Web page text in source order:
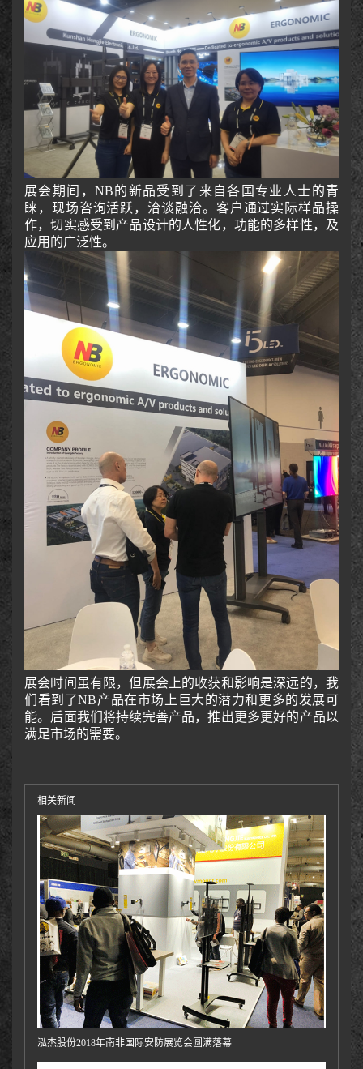
展会期间，NB的新品受到了来自各国专业人士的青
睐，现场咨询活跃，洽谈融洽。客户通过实际样品操
作，切实感受到产品设计的人性化，功能的多样性，及
应用的广泛性。
展会时间虽有限，但展会上的收获和影响是深远的，我
们看到了NB产品在市场上巨大的潜力和更多的发展可
能。后面我们将持续完善产品，推出更多更好的产品以
满足市场的需要。
相关新闻
泓杰股份2018年南非国际安防展览会圆满落幕